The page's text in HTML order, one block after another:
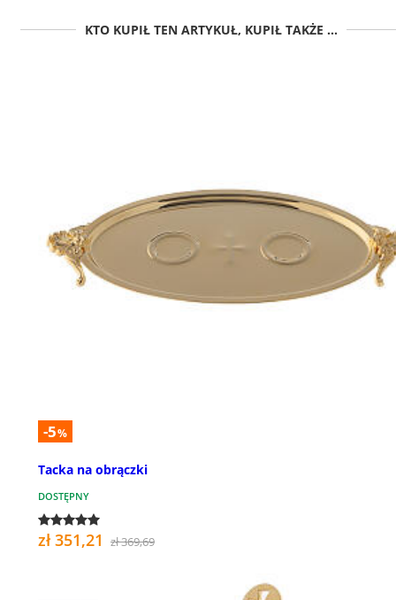
KTO KUPIŁ TEN ARTYKUŁ, KUPIŁ TAKŻE ...
-5%
Tacka na obrączki
DOSTĘPNY
zł 351,21 zł 369,69